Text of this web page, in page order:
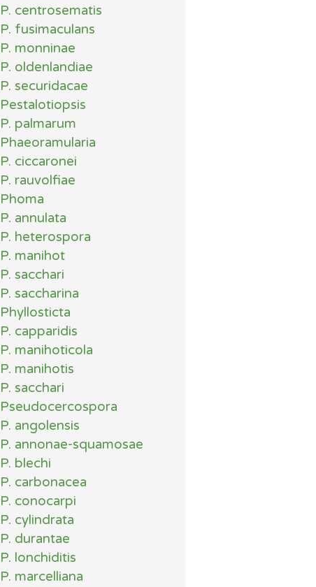
P. centrosematis
P. fusimaculans
P. monninae
P. oldenlandiae
P. securidacae
Pestalotiopsis
P. palmarum
Phaeoramularia
P. ciccaronei
P. rauvolfiae
Phoma
P. annulata
P. heterospora
P. manihot
P. sacchari
P. saccharina
Phyllosticta
P. capparidis
P. manihoticola
P. manihotis
P. sacchari
Pseudocercospora
P. angolensis
P. annonae-squamosae
P. blechi
P. carbonacea
P. conocarpi
P. cylindrata
P. durantae
P. lonchiditis
P. marcelliana